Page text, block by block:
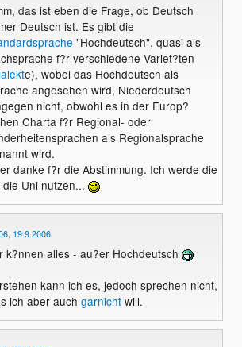
das ist eben die Frage, ob Deutsch
Deutsch ist. Es gibt die
"Hochdeutsch", quasi als
f?r verschiedene Variet?ten
e), wobei das Hochdeutsch als
angesehen wird, Niederdeutsch
nicht, obwohl es in der Europ?
Charta f?r Regional- oder
als Regionalsprache
wird.
danke f?r die Abstimmung. Ich werde die
Uni nutzen...
19.9.2006
k?nnen alles - au?er Hochdeutsch
kann ich es, jedoch sprechen nicht,
ich aber auch garnichtwill.